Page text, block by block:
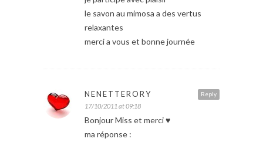
le savon au mimosa a des vertus
relaxantes
merci a vous et bonne journée
Reply
NENETTERORY
17/10/2011 at 09:18
Bonjour Miss et merci ♥
ma réponse :